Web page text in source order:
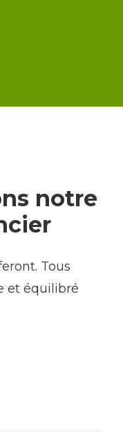
notre
Tous
et équilibré